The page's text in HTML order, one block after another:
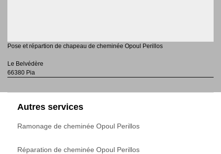
Pose et répartion de chapeau de cheminée Opoul Perillos
Le Belvédère
66380 Pia
Autres services
Ramonage de cheminée Opoul Perillos
Réparation de cheminée Opoul Perillos